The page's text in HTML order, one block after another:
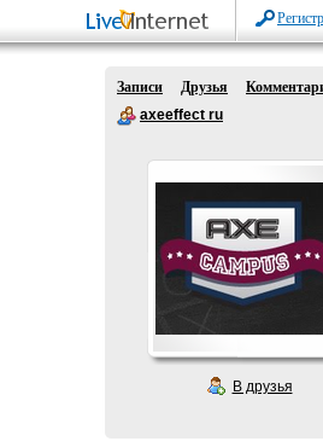
Записи Друзья
axeeffect ru
В друзья